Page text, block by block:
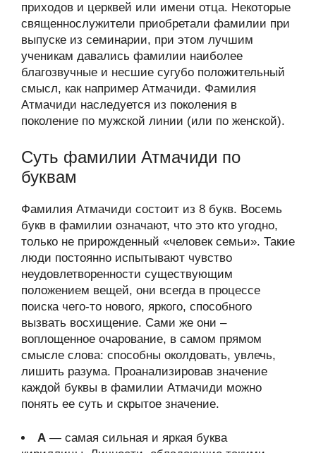
приходов и церквей или имени отца. Некоторые
священнослужители приобретали фамилии при
выпуске из семинарии, при этом лучшим
ученикам давались фамилии наиболее
благозвучные и несшие сугубо положительный
смысл, как например Атмачиди. Фамилия
Атмачиди наследуется из поколения в
поколение по мужской линии (или по женской).
Суть фамилии Атмачиди по
буквам
Фамилия Атмачиди состоит из 8 букв. Восемь
букв в фамилии означают, что это кто угодно,
только не прирожденный «человек семьи». Такие
люди постоянно испытывают чувство
неудовлетворенности существующим
положением вещей, они всегда в процессе
поиска чего-то нового, яркого, способного
вызвать восхищение. Сами же они –
воплощенное очарование, в самом прямом
смысле слова: способны околдовать, увлечь,
лишить разума. Проанализировав значение
каждой буквы в фамилии Атмачиди можно
понять ее суть и скрытое значение.
А — самая сильная и яркая буква